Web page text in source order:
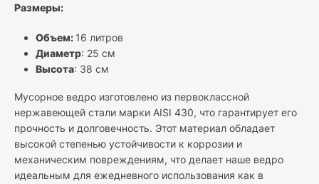
Размеры:
Объем: 16 литров
Диаметр: 25 см
Высота: 38 см
Мусорное ведро изготовлено из первоклассной
нержавеющей стали марки AISI 430, что гарантирует его
прочность и долговечность. Этот материал обладает
высокой степенью устойчивости к коррозии и
механическим повреждениям, что делает наше ведро
идеальным для ежедневного использования как в